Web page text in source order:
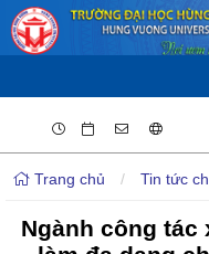
Trang chủ / Tin tức
Ngành công tác